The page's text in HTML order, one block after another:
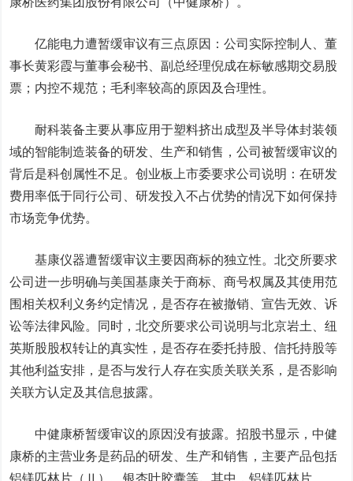
亿能电力遭暂缓审议有三点原因：公司实际控制人、董
事长黄彩霞与董事会秘书、副总经理倪成在标敏感期交易股
票；内控不规范；毛利率较高的原因及合理性。
耐科装备主要从事应用于塑料挤出成型及半导体封装领
域的智能制造装备的研发、生产和销售，公司被暂缓审议的
背后是科创属性不足。创业板上市委要求公司说明：在研发
费用率低于同行公司、研发投入不占优势的情况下如何保持
市场竞争优势。
基康仪器遭暂缓审议主要因商标的独立性。北交所要求
公司进一步明确与美国基康关于商标、商号权属及其使用范
围相关权利义务约定情况，是否存在被撤销、宣告无效、诉
讼等法律风险。同时，北交所要求公司说明与北京岩土、纽
英斯股股权转让的真实性，是否存在委托持股、信托持股等
其他利益安排，是否与发行人存在实质关联关系，是否影响
关联方认定及其信息披露。
中健康桥暂缓审议的原因没有披露。招股书显示，中健
康桥的主营业务是药品的研发、生产和销售，主要产品包括
铝镁匹林片（Ⅱ）、银杏叶胶囊等。其中，铝镁匹林片